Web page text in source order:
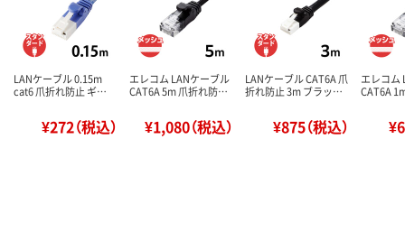
LANケーブル 0.15m
cat6 爪折れ防止 ギ…
¥272（税込）
エレコム LANケーブル
CAT6A 5m 爪折れ防…
¥1,080（税込）
LANケーブル CAT6A 爪
折れ防止 3m ブラッ…
¥875（税込）
エレコム
CAT6A